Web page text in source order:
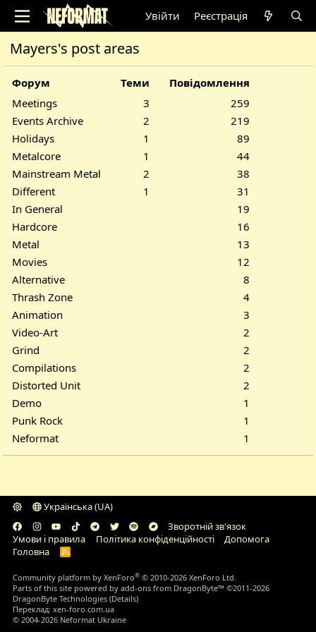
Увійти Реєстрація
Mayers's post areas
Форум Теми
Повідомлення
Meetings
3
259
Events Archive
2
219
Holidays
1
89
Metalcore
1
44
Mainstream Metal
2
38
Different
1
31
In General
19
Hardcore
16
Metal
13
Movies
12
Alternative
8
Thrash Zone
4
Animation
3
Video-Art
2
Grind
2
Compilations
2
Distorted Unit
2
Demo
1
Punk Rock
1
Neformat
1
Українська (UA)
Зворотній зв'язок
Умови і правила
Політика конфіденційності
Дoпoмoга
Головна
R
Community platform by XenForo® © 2010-2026 XenForo Ltd.
Parts of this site powered byadd-ons from DragonByte™ ©2011-2026
DragonByte Technologies (Details)
Переклад:xen-foro.com.ua
© 2004-2026 Neformat Ukraine